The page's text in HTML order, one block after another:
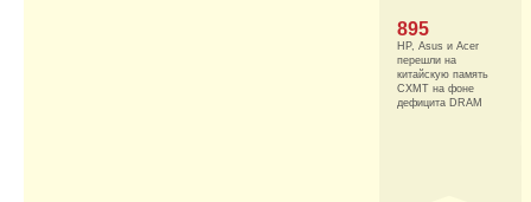
895
HP, Asus и Acer
перешли на
китайскую память
CXMT на фоне
дефицита DRAM